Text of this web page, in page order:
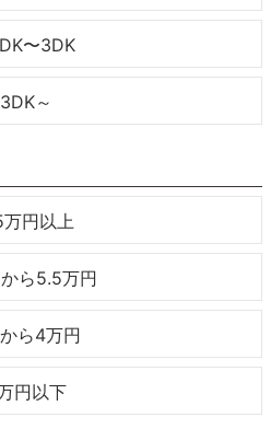
〜3DK
3DK～
円以上
ら5.5万円
ら4万円
円以下